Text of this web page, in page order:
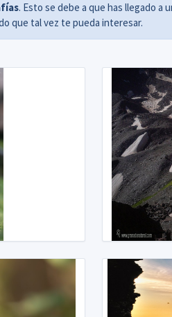
. Esto se debe a que has llegado
que tal vez te pueda interesar.